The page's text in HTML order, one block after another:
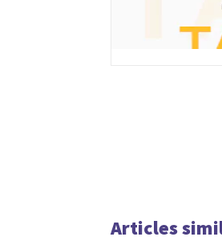
Articles